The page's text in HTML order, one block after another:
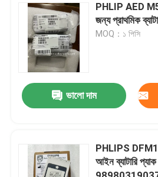
PHLIP AED
জন্য প্রাথমিক
MOQ：১ পিসি
ভালো দাম
PHLIPS
আইন ব্যাটারি